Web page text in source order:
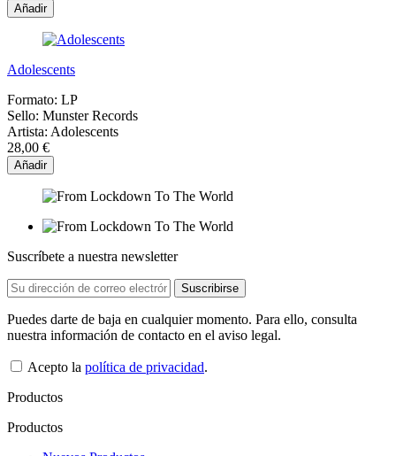
Añadir
Adolescents
Formato: LP
Sello: Munster Records
Artista: Adolescents
28,00 €
Añadir
Suscríbete a nuestra newsletter
Puedes darte de baja en cualquier momento. Para ello, consulta
nuestra información de contacto en el aviso legal.
Acepto la política de privacidad.
Productos
Productos